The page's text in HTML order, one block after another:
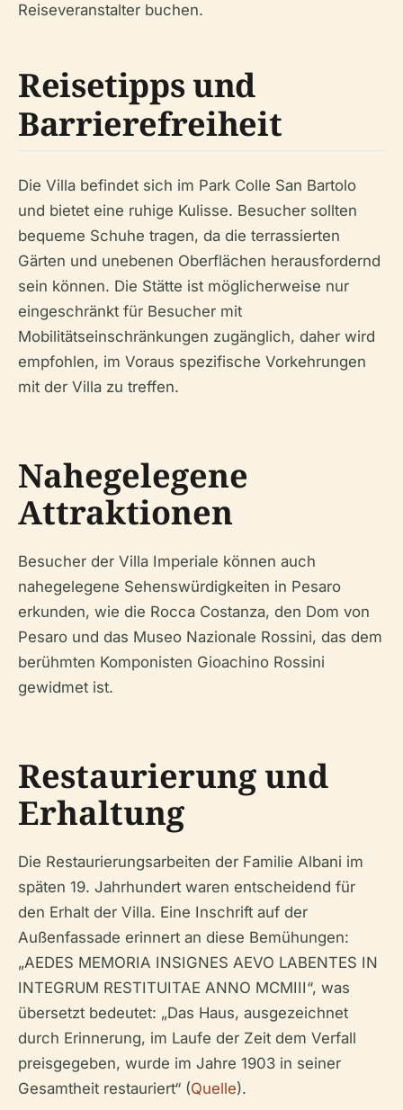
Reiseveranstalter buchen.
Reisetipps und
Barrierefreiheit
Die Villa befindet sich im Park Colle San Bartolo
und bietet eine ruhige Kulisse. Besucher sollten
bequeme Schuhe tragen, da die terrassierten
Gärten und unebenen Oberflächen herausfordernd
sein können. Die Stätte ist möglicherweise nur
eingeschränkt für Besucher mit
Mobilitätseinschränkungen zugänglich, daher wird
empfohlen, im Voraus spezifische Vorkehrungen
mit der Villa zu treffen.
Nahegelegene
Attraktionen
Besucher der Villa Imperiale können auch
nahegelegene Sehenswürdigkeiten in Pesaro
erkunden, wie die Rocca Costanza, den Dom von
Pesaro und das Museo Nazionale Rossini, das dem
berühmten Komponisten Gioachino Rossini
gewidmet ist.
Restaurierung und
Erhaltung
Die Restaurierungsarbeiten der Familie Albani im
späten 19. Jahrhundert waren entscheidend für
den Erhalt der Villa. Eine Inschrift auf der
Außenfassade erinnert an diese Bemühungen:
„AEDES MEMORIA INSIGNES AEVO LABENTES IN
INTEGRUM RESTITUITAE ANNO MCMIII“, was
übersetzt bedeutet: „Das Haus, ausgezeichnet
durch Erinnerung, im Laufe der Zeit dem Verfall
preisgegeben, wurde im Jahre 1903 in seiner
Gesamtheit restauriert“ (Quelle).